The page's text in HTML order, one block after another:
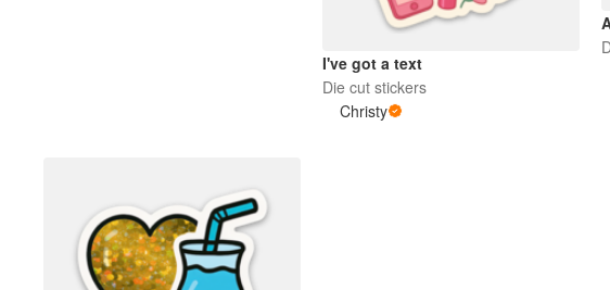
I've got a text
Die cut stickers
Christy